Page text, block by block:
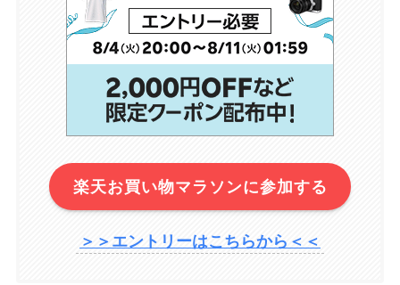
楽天お買い物マラソンに参加する
＞＞エントリーはこちらから＜＜